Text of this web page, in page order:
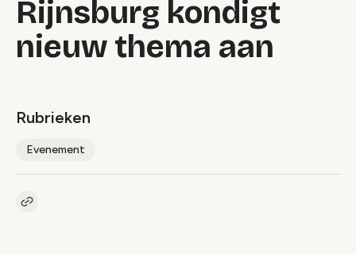
Rijnsburg kondigt
nieuw thema aan
Rubrieken
Evenement
Kopieer link naar artikel